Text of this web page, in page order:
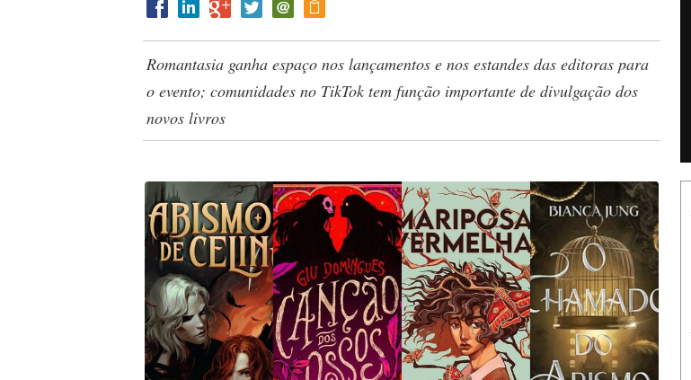
Romantasia ganha espaço nos lançamentos e nos estandes das editoras para
o evento; comunidades no TikTok tem função importante de divulgação dos
novos livros